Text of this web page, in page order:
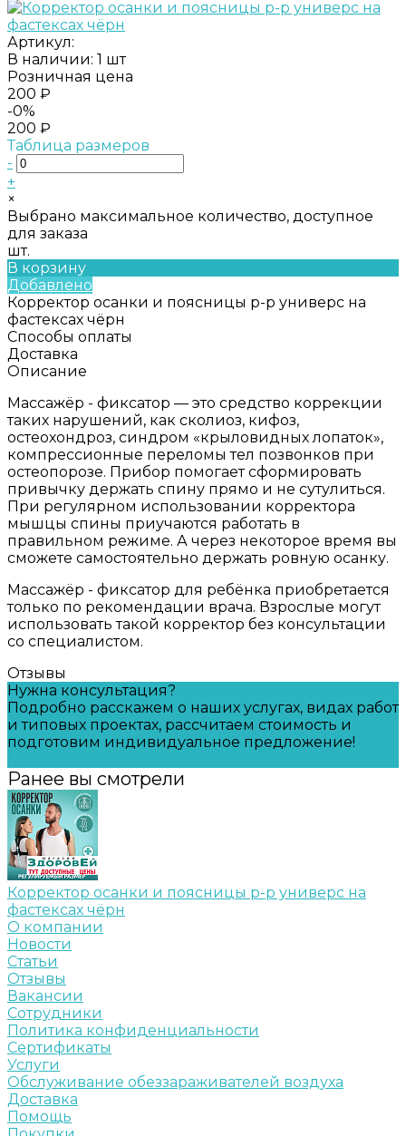
Артикул:
В наличии: 1 шт
Розничная цена
200 ₽
-0%
200 ₽
Таблица размеров
-
+
×
Выбрано максимальное количество, доступное
для заказа
шт.
В корзину
Добавлено
Корректор осанки и поясницы р-р универс на
фастексах чёрн
Способы оплаты
Доставка
Описание
Массажёр - фиксатор — это средство коррекции
таких нарушений, как сколиоз, кифоз,
остеохондроз, синдром «крыловидных лопаток»,
компрессионные переломы тел позвонков при
остеопорозе. Прибор помогает сформировать
привычку держать спину прямо и не сутулиться.
При регулярном использовании корректора
мышцы спины приучаются работать в
правильном режиме. А через некоторое время вы
сможете самостоятельно держать ровную осанку.
Массажёр - фиксатор для ребёнка приобретается
только по рекомендации врача. Взрослые могут
использовать такой корректор без консультации
со специалистом.
Отзывы
Нужна консультация?
Подробно расскажем о наших услугах, видах работ
и типовых проектах, рассчитаем стоимость и
подготовим индивидуальное предложение!
Ранее вы смотрели
Корректор осанки и поясницы р-р универс на
фастексах чёрн
О компании
Новости
Статьи
Отзывы
Вакансии
Сотрудники
Политика конфиденциальности
Сертификаты
Услуги
Обслуживание обеззараживателей воздуха
Доставка
Помощь